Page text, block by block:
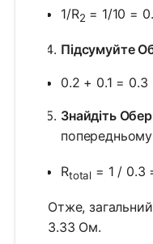
1/R2 = 1/10 =
Підсумуйте
0.2 + 0.1 = 0.3
Знайдіть
Rtotal = 1 / 0.3
Отже,
3.33 Ом.